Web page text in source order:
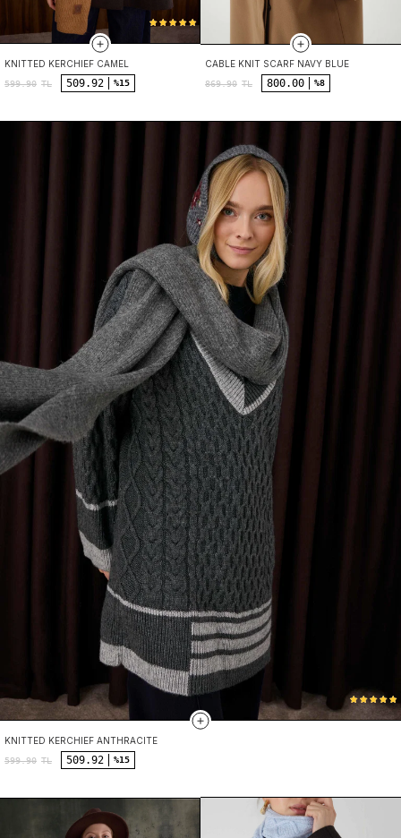
KNITTED KERCHIEF CAMEL
599.90 TL 509.92 %15
CABLE KNIT SCARF NAVY BLUE
869.90 TL 800.00 %8
KNITTED KERCHIEF ANTHRACITE
599.90 TL 509.92 %15